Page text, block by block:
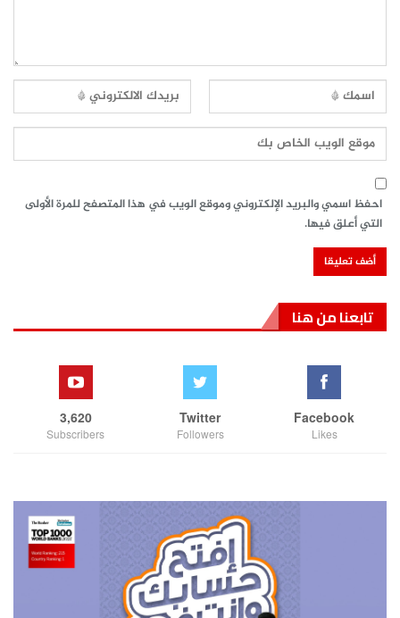
احفظ اسمي والبريد الإلكتروني وموقع الويب في هذا المتصفح للمرة الأولى
التي أعلق فيها.
تابعنا من هنا
Facebook
Likes
Twitter
Followers
3,620
Subscribers